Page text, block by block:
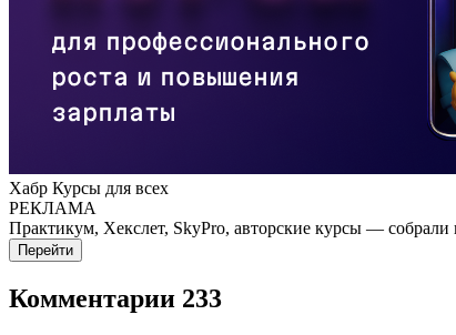
Хабр Курсы для всех
РЕКЛАМА
Практикум, Хекслет, SkyPro, авторские курсы —
Перейти
Комментарии 233